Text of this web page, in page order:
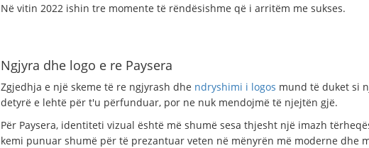
Në vitin 2022 ishin tre momente të rëndësishme që i arritëm me sukses.
Ngjyra dhe logo e re Paysera
Zgjedhja e një skeme të re ngjyrash dhe ndryshimi i logos mund të duket si
detyrë e lehtë për t'u përfunduar, por ne nuk mendojmë të njejtën gjë.
Për Paysera, identiteti vizual është më shumë sesa thjesht një imazh
kemi punuar shumë për të prezantuar veten në mënyrën më moderne dhe